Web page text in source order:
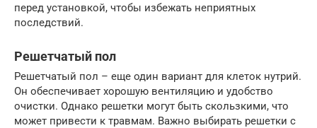
перед установкой, чтобы избежать неприятных
последствий.
Решетчатый пол
Решетчатый пол – еще один вариант для клеток нутрий.
Он обеспечивает хорошую вентиляцию и удобство
очистки. Однако решетки могут быть скользкими, что
может привести к травмам. Важно выбирать решетки с